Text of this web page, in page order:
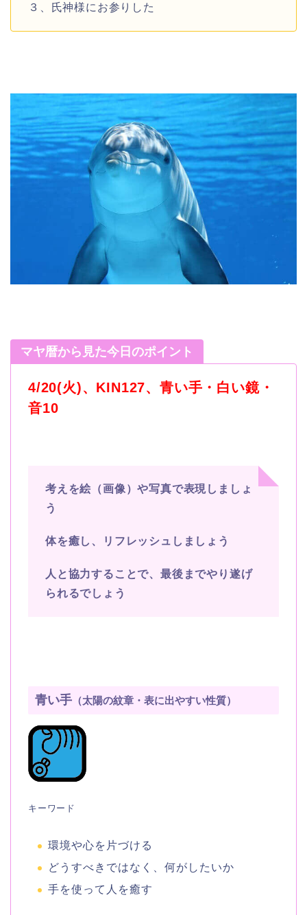
３、氏神様にお参りした
マヤ暦から見た今日のポイント
4/20(火)、KIN127、青い手・白い鏡・
音10
考えを絵（画像）や写真で表現しましょ
う
体を癒し、リフレッシュしましょう
人と協力することで、最後までやり遂げ
られるでしょう
青い手 （太陽の紋章・表に出やすい性質）
キーワード
環境や心を片づける
どうすべきではなく、何がしたいか
手を使って人を癒す